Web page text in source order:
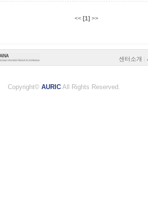
<< [1] >>
센터소개
Copyright© AURIC All Rights Reserved.